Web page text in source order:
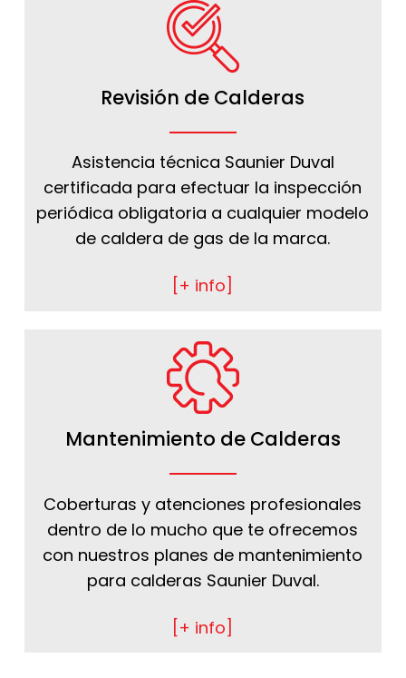
Revisión de Calderas
Asistencia técnica Saunier Duval
certificada para efectuar la inspección
periódica obligatoria a cualquier modelo
de caldera de gas de la marca.
[+ info]
Mantenimiento de Calderas
Coberturas y atenciones profesionales
dentro de lo mucho que te ofrecemos
con nuestros planes de mantenimiento
para calderas Saunier Duval.
[+ info]